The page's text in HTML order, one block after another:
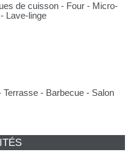
de cuisson - Four - Micro-
Lave-linge
- Barbecue - Salon